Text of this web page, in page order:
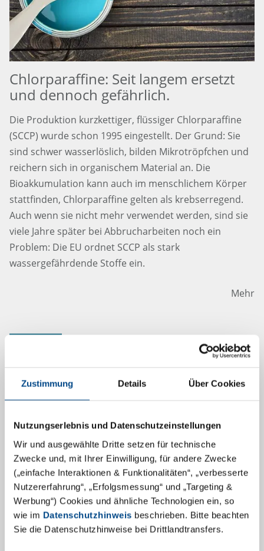
Zustimmung Details Über Cookies
Nutzungserlebnis und Datenschutzeinstellungen
Wir und ausgewählte Dritte setzen für technische
Zwecke und, mit Ihrer Einwilligung, für andere Zwecke
(„einfache Interaktionen & Funktionalitäten“, „verbesserte
Nutzererfahrung“, „Erfolgsmessung“ und „Targeting &
Werbung“) Cookies und ähnliche Technologien ein, so
wie im Datenschutzhinweis beschrieben. Bitte beachten
Sie die Datenschutzhinweise bei Drittlandtransfers.
Chlorparaffine: Seit langem ersetzt
und dennoch gefährlich.
Die Produktion kurzkettiger, flüssiger Chlorparaffine
(SCCP) wurde schon 1995 eingestellt. Der Grund: Sie
sind schwer wasserlöslich, bilden Mikrotröpfchen und
reichern sich in organischem Material an. Die
Bioakkumulation kann auch im menschlichem Körper
stattfinden, Chlorparaffine gelten als krebserregend.
Auch wenn sie nicht mehr verwendet werden, sind sie
viele Jahre später bei Abbrucharbeiten noch ein
Problem: Die EU ordnet SCCP als stark
wassergefährdende Stoffe ein.
Mehr
Untersuchungspflicht von
Legionellen nach